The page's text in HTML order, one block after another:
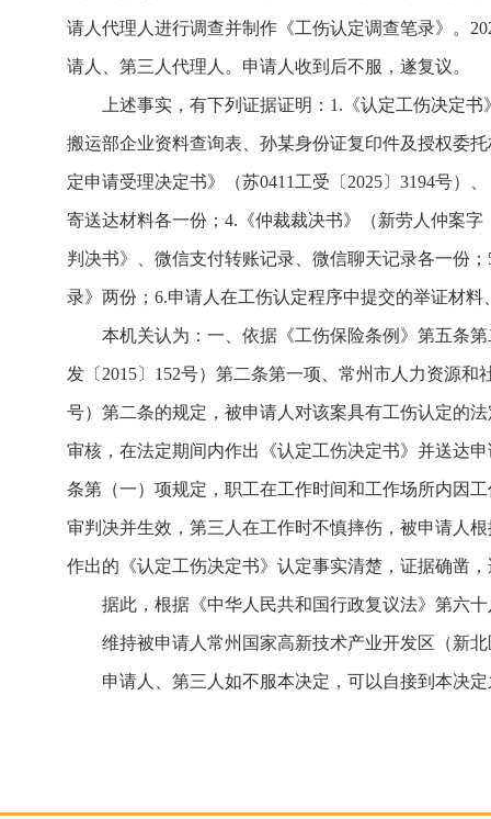
请人代理人进行调查并制作《工伤认定调查笔录》。
请人、第三人代理人。申请人收到后不服，遂复议。
上述事实，有下列证据证明：1.《认定工伤决定
搬运部企业资料查询表、孙某身份证复印件及授权委
定申请受理决定书》（苏0411工受〔2025〕3194号）
寄送达材料各一份；4.《仲裁裁决书》（新劳人仲案字
判决书》、微信支付转账记录、微信聊天记录各一份
录》两份；6.申请人在工伤认定程序中提交的举证材
本机关认为：一、依据《工伤保险条例》第五条
发〔2015〕152号）第二条第一项、常州市人力资源
号）第二条的规定，被申请人对该案具有工伤认定的
审核，在法定期间内作出《认定工伤决定书》并送达
条第（一）项规定，职工在工作时间和工作场所内因
审判决并生效，第三人在工作时不慎摔伤，被申请人
作出的《认定工伤决定书》认定事实清楚，证据确凿
据此，根据《中华人民共和国行政复议法》第六
维持被申请人常州国家高新技术产业开发区（新
申请人、第三人如不服本决定，可以自接到本决